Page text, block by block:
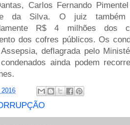
Carlos Fernando
da Silva. O juiz
R$ 4 milhões dos
dos cofres públicos. Os
deflagrada pelo
ainda podem